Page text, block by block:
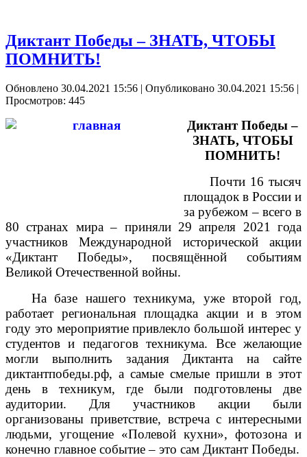
Диктант Победы – ЗНАТЬ, ЧТОБЫ
ПОМНИТЬ!
Обновлено 30.04.2021 15:56 | Опубликовано 30.04.2021 15:56 |
Просмотров: 445
Диктант Победы –
ЗНАТЬ, ЧТОБЫ
ПОМНИТЬ!
Почти 16 тысяч
площадок в России и
за рубежом – всего в
80 странах мира – приняли 29 апреля 2021 года
участников Международной исторической акции
«Диктант Победы», посвящённой событиям
Великой Отечественной войны.
На базе нашего техникума, уже второй год,
работает региональная площадка акции и в этом
году это мероприятие привлекло большой интерес у
студентов и педагогов техникума. Все желающие
могли выполнить задания Диктанта на сайте
диктантпобеды.рф, а самые смелые пришли в этот
день в техникум, где были подготовлены две
аудитории. Для участников акции были
организованы приветствие, встреча с интересными
людьми, угощение «Полевой кухни», фотозона и
конечно главное событие – это сам Диктант Победы.